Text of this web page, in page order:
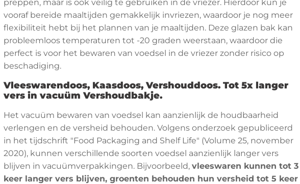
preppen, maar is ook veilig te gebruiken in de vriezer. Hierdoor kun je
vooraf bereide maaltijden gemakkelijk invriezen, waardoor je nog meer
flexibiliteit hebt bij het plannen van je maaltijden. Deze glazen bak kan
probleemloos temperaturen tot -20 graden weerstaan, waardoor die
perfect is voor het bewaren van voedsel in de vriezer zonder risico op
beschadiging.
Vleeswarendoos, Kaasdoos, Vershouddoos. Tot 5x langer
vers in vacuüm Vershoudbakje.
Het vacuüm bewaren van voedsel kan aanzienlijk de houdbaarheid
verlengen en de versheid behouden. Volgens onderzoek gepubliceerd
in het tijdschrift "Food Packaging and Shelf Life" (Volume 25, november
2020), kunnen verschillende soorten voedsel aanzienlijk langer vers
blijven in vacuümverpakkingen. Bijvoorbeeld,vleeswaren kunnen tot 3
keer langer vers blijven, groenten behouden hun versheid tot 5 keer